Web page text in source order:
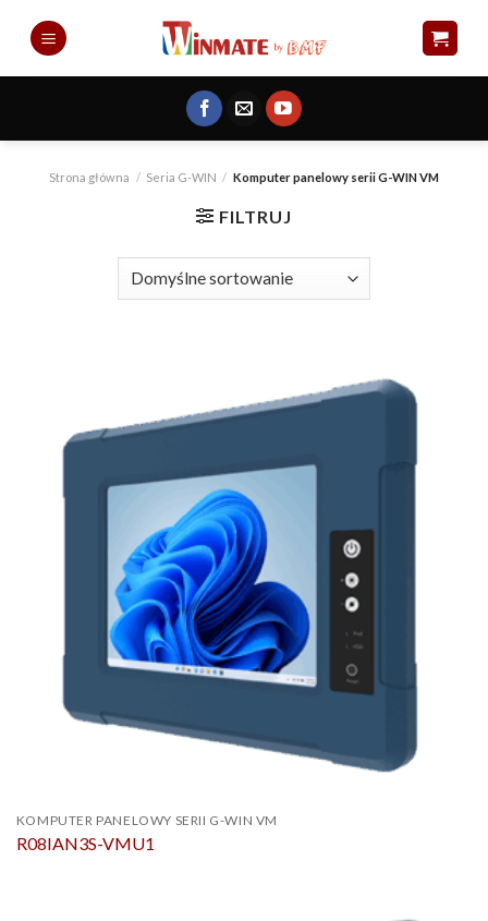
Strona główna / Seria G-WIN / Komputer panelowy serii G-WIN VM
FILTRUJ
KOMPUTER PANELOWY SERII G-WIN VM
R08IAN3S-VMU1